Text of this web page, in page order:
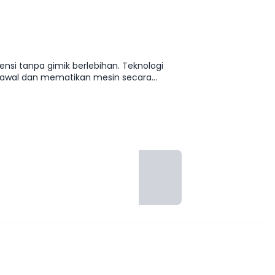
tanpa gimik berlebihan. Teknologi
dan mematikan mesin secara
Kabinnya luas dengan
yang paling
biaya operasional yang sangat